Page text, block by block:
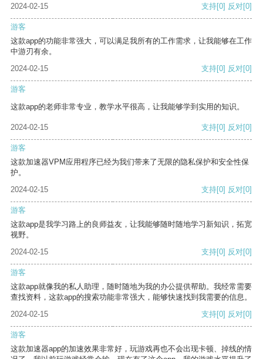
2024-02-15
支持[0] 反对[0]
游客
这款app的功能非常强大，可以满足我所有的工作需求，让我能够在工作
中游刃有余。
2024-02-15
支持[0] 反对[0]
游客
这款app的老师非常专业，教学水平很高，让我能够学到实用的知识。
2024-02-15 支持[0] 反对[0]
游客
这款加速器VPM应用程序已经为我们带来了无限的隐私保护和安全性保
护。
2024-02-15
支持[0] 反对[0]
游客
这款app是我学习路上的良师益友，让我能够随时随地学习新知识，拓宽
视野。
2024-02-15
支持[0] 反对[0]
游客
这款app就像我的私人助理，随时随地为我的办公提供帮助。我经常需要
查找资料，这款app的搜索功能非常强大，能够快速找到我需要的信息。
2024-02-15
支持[0] 反对[0]
游客
这款加速器app的加速效果非常好，玩游戏再也不会出现卡顿、掉线的情